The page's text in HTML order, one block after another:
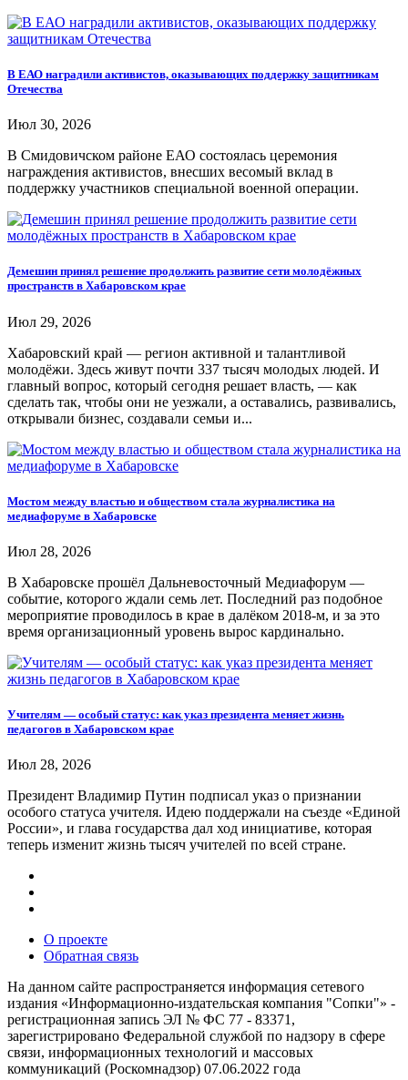
В ЕАО наградили активистов, оказывающих поддержку защитникам
Отечества
Июл 30, 2026
В Смидовичском районе ЕАО состоялась церемония
награждения активистов, внесших весомый вклад в
поддержку участников специальной военной операции.
Демешин принял решение продолжить развитие сети молодёжных
пространств в Хабаровском крае
Июл 29, 2026
Хабаровский край — регион активной и талантливой
молодёжи. Здесь живут почти 337 тысяч молодых людей. И
главный вопрос, который сегодня решает власть, — как
сделать так, чтобы они не уезжали, а оставались, развивались,
открывали бизнес, создавали семьи и...
Мостом между властью и обществом стала журналистика на
медиафоруме в Хабаровске
Июл 28, 2026
В Хабаровске прошёл Дальневосточный Медиафорум —
событие, которого ждали семь лет. Последний раз подобное
мероприятие проводилось в крае в далёком 2018-м, и за это
время организационный уровень вырос кардинально.
Учителям — особый статус: как указ президента меняет жизнь
педагогов в Хабаровском крае
Июл 28, 2026
Президент Владимир Путин подписал указ о признании
особого статуса учителя. Идею поддержали на съезде «Единой
России», и глава государства дал ход инициативе, которая
теперь изменит жизнь тысяч учителей по всей стране.
О проекте
Обратная связь
На данном сайте распространяется информация сетевого
издания «Информационно-издательская компания "Сопки"» -
регистрационная запись ЭЛ № ФС 77 - 83371,
зарегистрировано Федеральной службой по надзору в сфере
связи, информационных технологий и массовых
коммуникаций (Роскомнадзор) 07.06.2022 года